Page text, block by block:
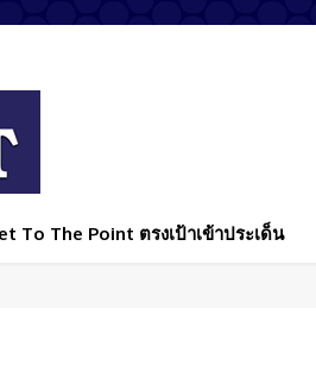
To The Point ตรงเป้าเข้าประเด็น